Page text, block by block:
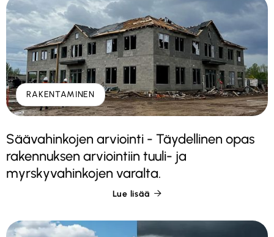
RAKENTAMINEN
Säävahinkojen arviointi - Täydellinen opas
rakennuksen arviointiin tuuli- ja
myrskyvahinkojen varalta.
Lue lisää 